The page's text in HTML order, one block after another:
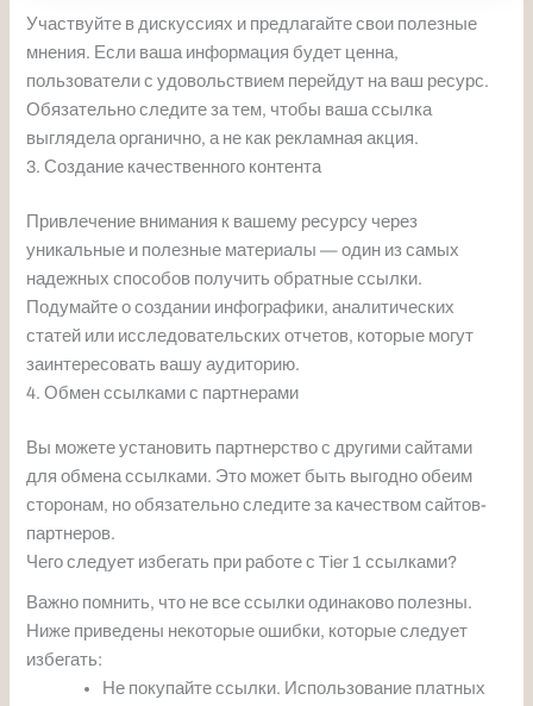
Участвуйте в дискуссиях и предлагайте свои полезные
мнения. Если ваша информация будет ценна,
пользователи с удовольствием перейдут на ваш ресурс.
Обязательно следите за тем, чтобы ваша ссылка
выглядела органично, а не как рекламная акция.
3. Создание качественного контента
Привлечение внимания к вашему ресурсу через
уникальные и полезные материалы — один из самых
надежных способов получить обратные ссылки.
Подумайте о создании инфографики, аналитических
статей или исследовательских отчетов, которые могут
заинтересовать вашу аудиторию.
4. Обмен ссылками с партнерами
Вы можете установить партнерство с другими сайтами
для обмена ссылками. Это может быть выгодно обеим
сторонам, но обязательно следите за качеством сайтов-
партнеров.
Чего следует избегать при работе с Tier 1 ссылками?
Важно помнить, что не все ссылки одинаково полезны.
Ниже приведены некоторые ошибки, которые следует
избегать:
Не покупайте ссылки. Использование платных